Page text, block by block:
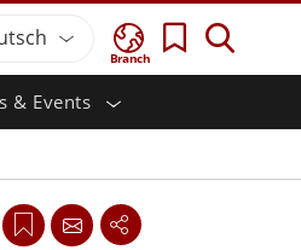
Branch
& Events
Verteidigung
Verteidigung
Defence